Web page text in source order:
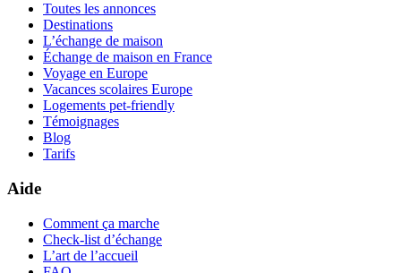
Toutes les annonces
Destinations
L’échange de maison
Échange de maison en France
Voyage en Europe
Vacances scolaires Europe
Logements pet-friendly
Témoignages
Blog
Tarifs
Aide
Comment ça marche
Check-list d’échange
L’art de l’accueil